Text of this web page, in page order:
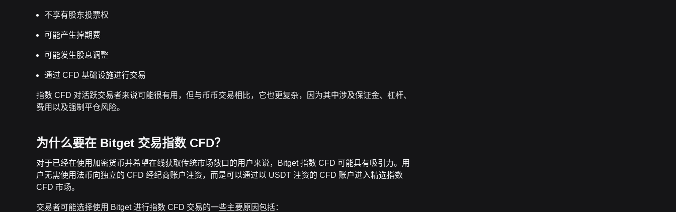
不享有股东投票权
可能产生掉期费
可能发生股息调整
通过 CFD 基础设施进行交易
指数 CFD 对活跃交易者来说可能很有用，但与币币交易相比，它也更复杂，因为其中涉及保证金、杠杆、
费用以及强制平仓风险。
为什么要在 Bitget 交易指数 CFD？
对于已经在使用加密货币并希望在线获取传统市场敞口的用户来说，Bitget 指数 CFD 可能具有吸引力。用
户无需使用法币向独立的 CFD 经纪商账户注资，而是可以通过以 USDT 注资的 CFD 账户进入精选指数
CFD 市场。
交易者可能选择使用 Bitget 进行指数 CFD 交易的一些主要原因包括：